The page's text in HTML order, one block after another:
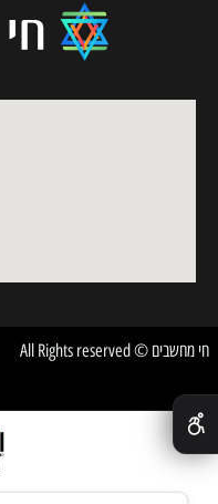
חי מחשבים © All Rights reserved